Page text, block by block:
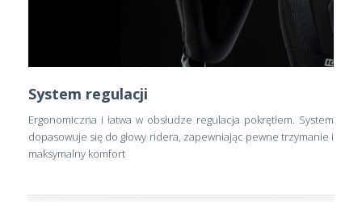
System regulacji
Ergonomiczna i łatwa w obsłudze regulacja pokrętłem. System
dopasowuje się do głowy ridera, zapewniając pewne trzymanie i
maksymalny komfort